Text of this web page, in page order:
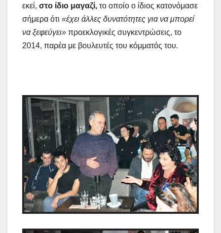
εκεί, στο ίδιο μαγαζί, το οποίο ο ίδιος κατονόμασε
σήμερα ότι «έχει άλλες δυνατότητες για να μπορεί
να ξεφεύγει» προεκλογικές συγκεντρώσεις, το
2014, παρέα με βουλευτές του κόμματός του.